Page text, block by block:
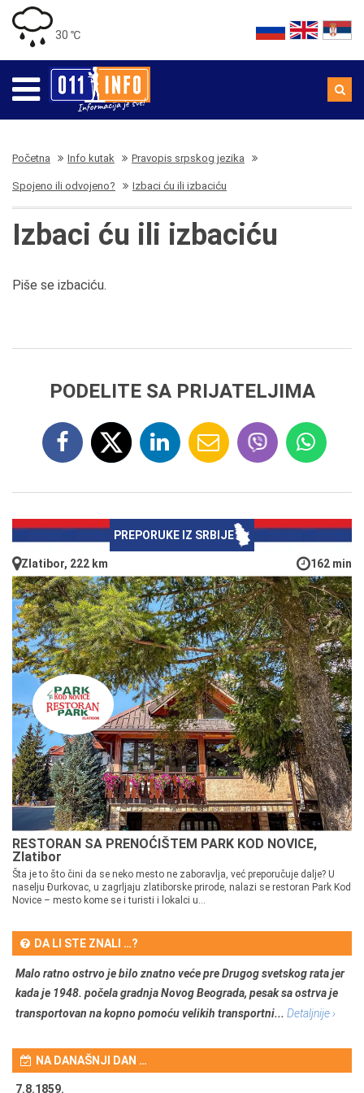
30 ℃
Početna Info kutak Pravopis srpskog jezika
Spojeno ili odvojeno? Izbaci ću ili izbaciću
Izbaci ću ili izbaciću
Piše se izbaciću.
PODELITE SA PRIJATELJIMA
PREPORUKE IZ SRBIJE
Zlatibor, 222 km 162 min
RESTORAN SA PRENOĆIŠTEM PARK KOD NOVICE,
Zlatibor
Šta je to što čini da se neko mesto ne zaboravlja, već preporučuje dalje? U
naselju Đurkovac, u zagrljaju zlatiborske prirode, nalazi se restoran Park Kod
Novice – mesto kome se i turisti i lokalci u...
DA LI STE ZNALI …?
Malo ratno ostrvo je bilo znatno veće pre Drugog svetskog rata jer
kada je 1948. počela gradnja Novog Beograda, pesak sa ostrva je
transportovan na kopno pomoću velikih transportni... Detaljnije ›
NA DANAŠNJI DAN …
7.8.1859.